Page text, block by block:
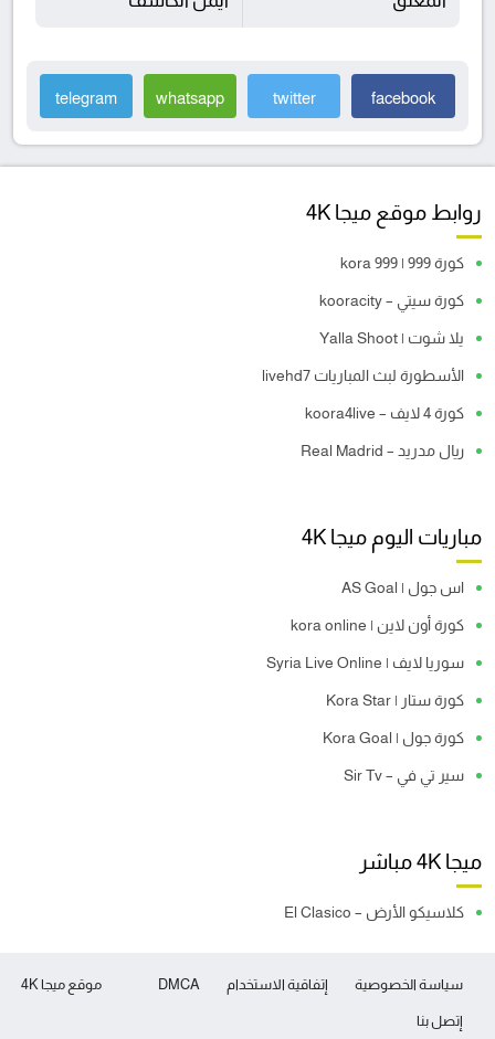
facebook
twitter
whatsapp
telegram
روابط موقع ميجا 4K
كورة 999 | kora 999
كورة سيتي – kooracity
يلا شوت | Yalla Shoot
الأسطورة لبث المباريات livehd7
كورة 4 لايف – koora4live
ريال مدريد – Real Madrid
مباريات اليوم ميجا 4K
اس جول | AS Goal
كورة أون لاين | kora online
سوريا لايف | Syria Live Online
كورة ستار | Kora Star
كورة جول | Kora Goal
سير تي في – Sir Tv
ميجا 4K مباشر
كلاسيكو الأرض – El Clasico
موقع ميجا 4K سياسة الخصوصية إتفاقية الاستخدام DMCA
إتصل بنا